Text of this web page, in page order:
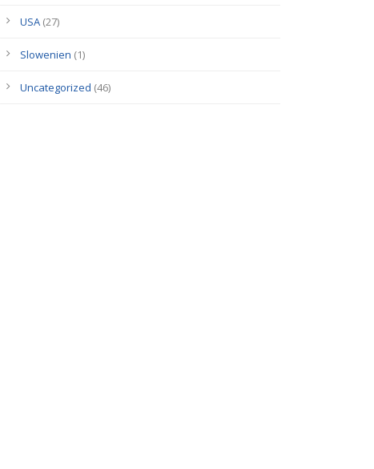
USA (27)
Slowenien (1)
Uncategorized (46)